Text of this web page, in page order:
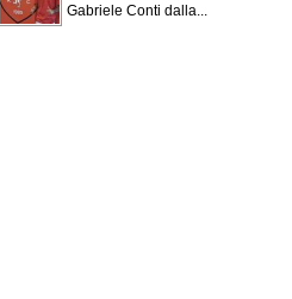
Gabriele Conti dalla...